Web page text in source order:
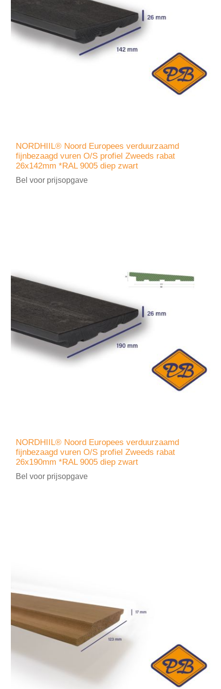
NORDHIIL® Noord Europees verduurzaamd
fijnbezaagd vuren O/S profiel Zweeds rabat
26x142mm *RAL 9005 diep zwart
Bel voor prijsopgave
NORDHIIL® Noord Europees verduurzaamd
fijnbezaagd vuren O/S profiel Zweeds rabat
26x190mm *RAL 9005 diep zwart
Bel voor prijsopgave